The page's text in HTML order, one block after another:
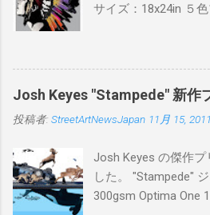
サイズ：18x24in ５
ドフィニッシュバ
25）$125 購入は８
Josh Keyes "Stampede" 新作
投稿者: StreetArtNewsJapan 11月 15, 2011
Josh Keyes の傑作
した。 "Stampede"
300gsm Optima One